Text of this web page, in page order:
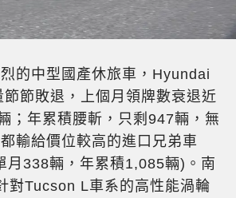
的中型國產休旅車，Hyundai
節敗退，上個月領牌數衰退近
；年累積腰斬，只剩947輛，無
輸給價位較高的進口兄弟車
月338輛，年累積1,085輛)。南
對Tucson L車系的高性能渦輪